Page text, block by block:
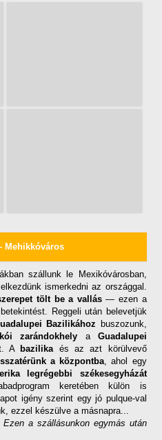
Mehikkóváros
szállunk le Mexikóvárosban,
ismerkedni az országgal.
tölt be a vallás— ezen a
Reggeli után belevetjük
Bazilikához buszozunk,
zarándokhely a Guadalupei
A bazilika és az azt körülvevő
a központba , ahol egy
legrégebbi székesegyházát
keretében külön is
igény szerint egy jó pulque-val
ezzel készülve a másnapra...
a szállásunkon egymás után